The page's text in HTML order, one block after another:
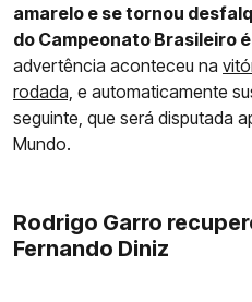
amarelo e se tornou
do Campeonato Brasileiro
advertência aconteceu na
rodada, e automaticamente
seguinte, que será disputada
Mundo.
Rodrigo Garro
Fernando Diniz